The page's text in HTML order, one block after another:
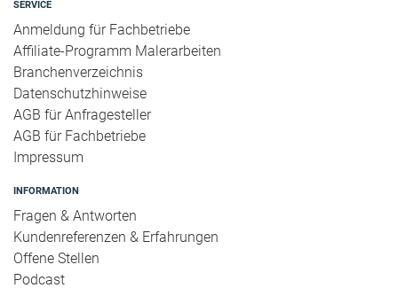
SERVICE
Anmeldung für Fachbetriebe
Affiliate-Programm Malerarbeiten
Branchenverzeichnis
Datenschutzhinweise
AGB für Anfragesteller
AGB für Fachbetriebe
Impressum
INFORMATION
Fragen & Antworten
Kundenreferenzen & Erfahrungen
Offene Stellen
Podcast